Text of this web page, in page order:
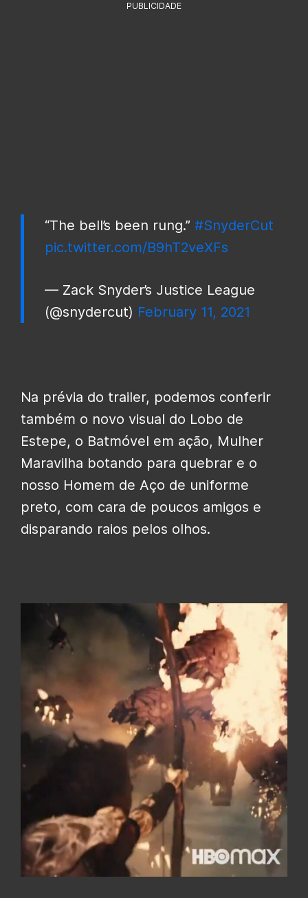
PUBLICIDADE
“The bell’s been rung.” #SnyderCut
pic.twitter.com/B9hT2veXFs
— Zack Snyder’s Justice League
(@snydercut) February 11, 2021
Na prévia do trailer, podemos conferir
também o novo visual do Lobo de
Estepe, o Batmóvel em ação, Mulher
Maravilha botando para quebrar e o
nosso Homem de Aço de uniforme
preto, com cara de poucos amigos e
disparando raios pelos olhos.